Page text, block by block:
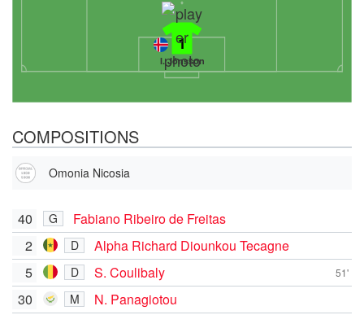
1
I. Jónsson
COMPOSITIONS
Omonia Nicosia
40 G
Fabiano Ribeiro de Freitas
2
D
Alpha Richard Diounkou Tecagne
5
D S. Coulibaly 51'
30 M
N. Panagiotou